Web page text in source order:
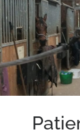
Artikler, posts og
Man skal huske at
Nationale
Patient information
Om klinikken
Tandlæge Lyngby
videnskabelige artikler
Internationale
Akut hjælp